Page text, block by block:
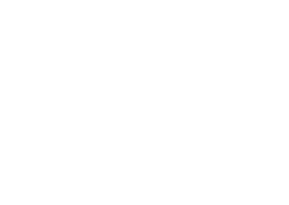
Instagram